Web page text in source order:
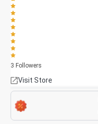
3 Followers
Visit Store